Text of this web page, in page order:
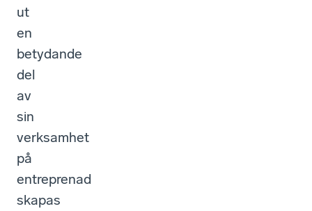
ut
en
betydande
del
av
sin
verksamhet
på
entreprenad
skapas